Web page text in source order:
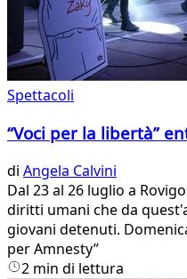
Spettacoli
“Voci per la libertà”
di Angela Calvini
Dal 23 al 26 luglio a
diritti umani che da
giovani detenuti.
per Amnesty”
2 min di lettura